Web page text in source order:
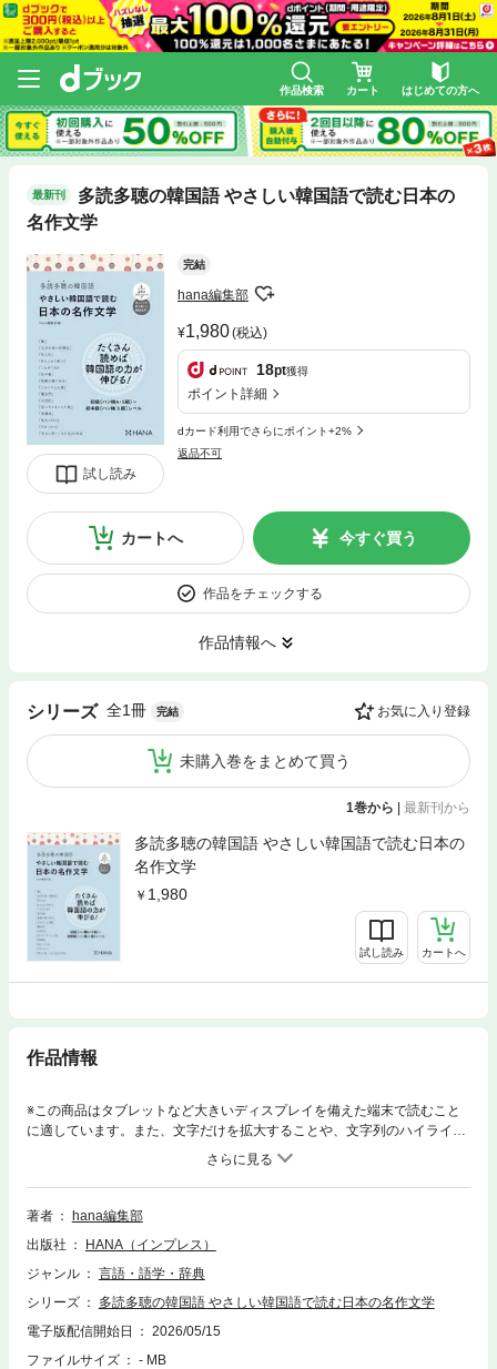
作品検索 カート はじめての方へ
最新刊
多読多聴の韓国語 やさしい韓国語で読む日本の
名作文学
試し読み
完結
hana編集部
1,980(税込)
18pt獲得
ポイント詳細
dカード利用でさらにポイント+2%
返品不可
カートへ 今すぐ買う
作品をチェックする
作品情報へ
シリーズ 全1冊 完結 お気に入り登録
未購入巻をまとめて買う
1巻から | 最新刊から
多読多聴の韓国語 やさしい韓国語で読む日本の
名作文学
1,980
試し読み カートへ
作品情報
※この商品はタブレットなど大きいディスプレイを備えた端末で読むこと
に適しています。また、文字だけを拡大することや、文字列のハイライ
ト、検索、辞書の参照、引用などの機能が使用できません。国語教科書で
親しんだ日本の名作文学を、学習者のために“やさしい韓国語”でリライ
ト。読みやすさと文学の面白さを両立させた、多読・多聴に最適な作品集
です。各作品は、平易な韓国語で短く再構成。初級（ハン検5級）から初
した。「読めた！」という達成感を積み重ねながら、語彙・表現・読解力
を自然に伸ばせます。さらに、全作品の朗読音声をダウンロード可能。“読
す。
著者
hana編集部
出版社
HANA（インプレス）
ジャンル
言語・語学・辞典
シリーズ
多読多聴の韓国語 やさしい韓国語で読む日本の名作文学
電子版配信開始日
2026/05/15
ファイルサイズ
- MB